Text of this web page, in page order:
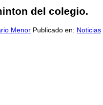
del colegio.
Menor Publicado en: Noticias